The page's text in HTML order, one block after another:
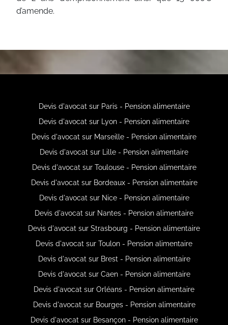
d’amende.
Devis d'avocat sur Paris - Pension alimentaire
Devis d'avocat sur Lyon - Pension alimentaire
Devis d'avocat sur Marseille - Pension alimentaire
Devis d'avocat sur Lille - Pension alimentaire
Devis d'avocat sur Toulouse - Pension alimentaire
Devis d'avocat sur Bordeaux - Pension alimentaire
Devis d'avocat sur Nice - Pension alimentaire
Devis d'avocat sur Nantes - Pension alimentaire
Devis d'avocat sur Strasbourg - Pension alimentaire
Devis d'avocat sur Toulon - Pension alimentaire
Devis d'avocat sur Brest - Pension alimentaire
Devis d'avocat sur Caen - Pension alimentaire
Devis d'avocat sur Orléans - Pension alimentaire
Devis d'avocat sur Bourges - Pension alimentaire
Devis d'avocat sur Besançon - Pension alimentaire